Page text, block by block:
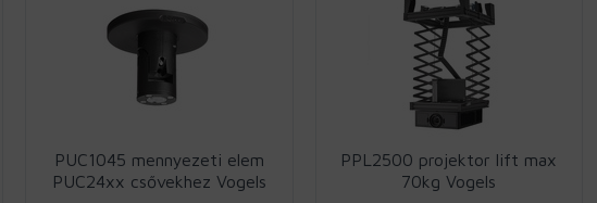
PUC1045 mennyezeti elem
PUC24xx csővekhez Vogels
PPL2500 projektor lift max
70kg Vogels